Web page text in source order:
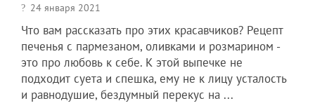
24 января 2021
Что вам рассказать про этих красавчиков? Рецепт
печенья с пармезаном, оливками и розмарином -
это про любовь к себе. К этой выпечке не
подходит суета и спешка, ему не к лицу усталость
и равнодушие, бездумный перекус на ...